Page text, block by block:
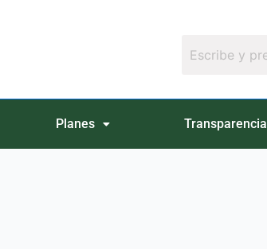
Planes Transparencia